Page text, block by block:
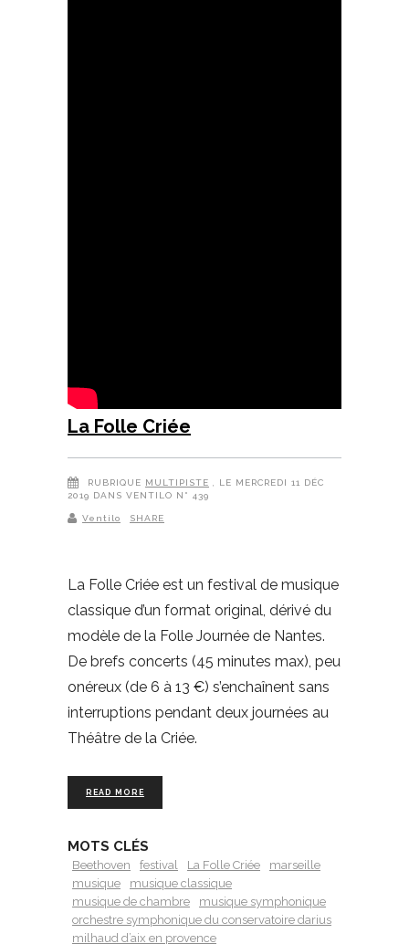
La Folle Criée
RUBRIQUE MULTIPISTE , LE MERCREDI 11 DÉC
2019 DANS VENTILO N° 439
Ventilo SHARE
La Folle Criée est un festival de musique
classique d’un format original, dérivé du
modèle de la Folle Journée de Nantes.
De brefs concerts (45 minutes max), peu
onéreux (de 6 à 13 €) s’enchaînent sans
interruptions pendant deux journées au
Théâtre de la Criée.
READ MORE
MOTS CLÉS
Beethoven festival La Folle Criée
marseille
musique
musique classique
musique de chambre
musique symphonique
orchestre symphonique du conservatoire darius
milhaud d’aix en provence